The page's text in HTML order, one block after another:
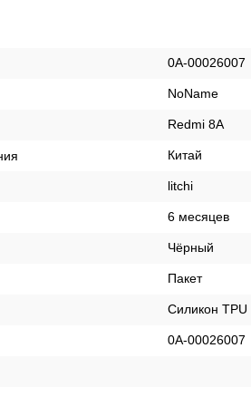
0А-00026007
NoName
Redmi 8A
Китай
litchi
6 месяцев
Чёрный
Пакет
Силикон TPU
0А-00026007